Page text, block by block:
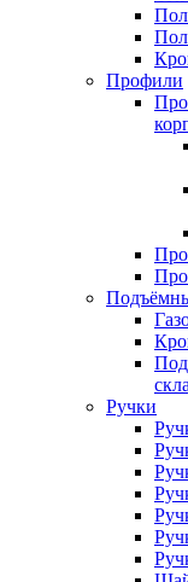
Профили
Ручки